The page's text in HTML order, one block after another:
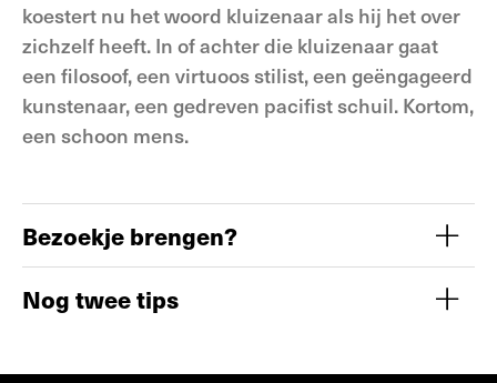
koestert nu het woord kluizenaar als hij het over
zichzelf heeft. In of achter die kluizenaar gaat
een filosoof, een virtuoos stilist, een geëngageerd
kunstenaar, een gedreven pacifist schuil. Kortom,
een schoon mens.
Bezoekje brengen?
Nog twee tips